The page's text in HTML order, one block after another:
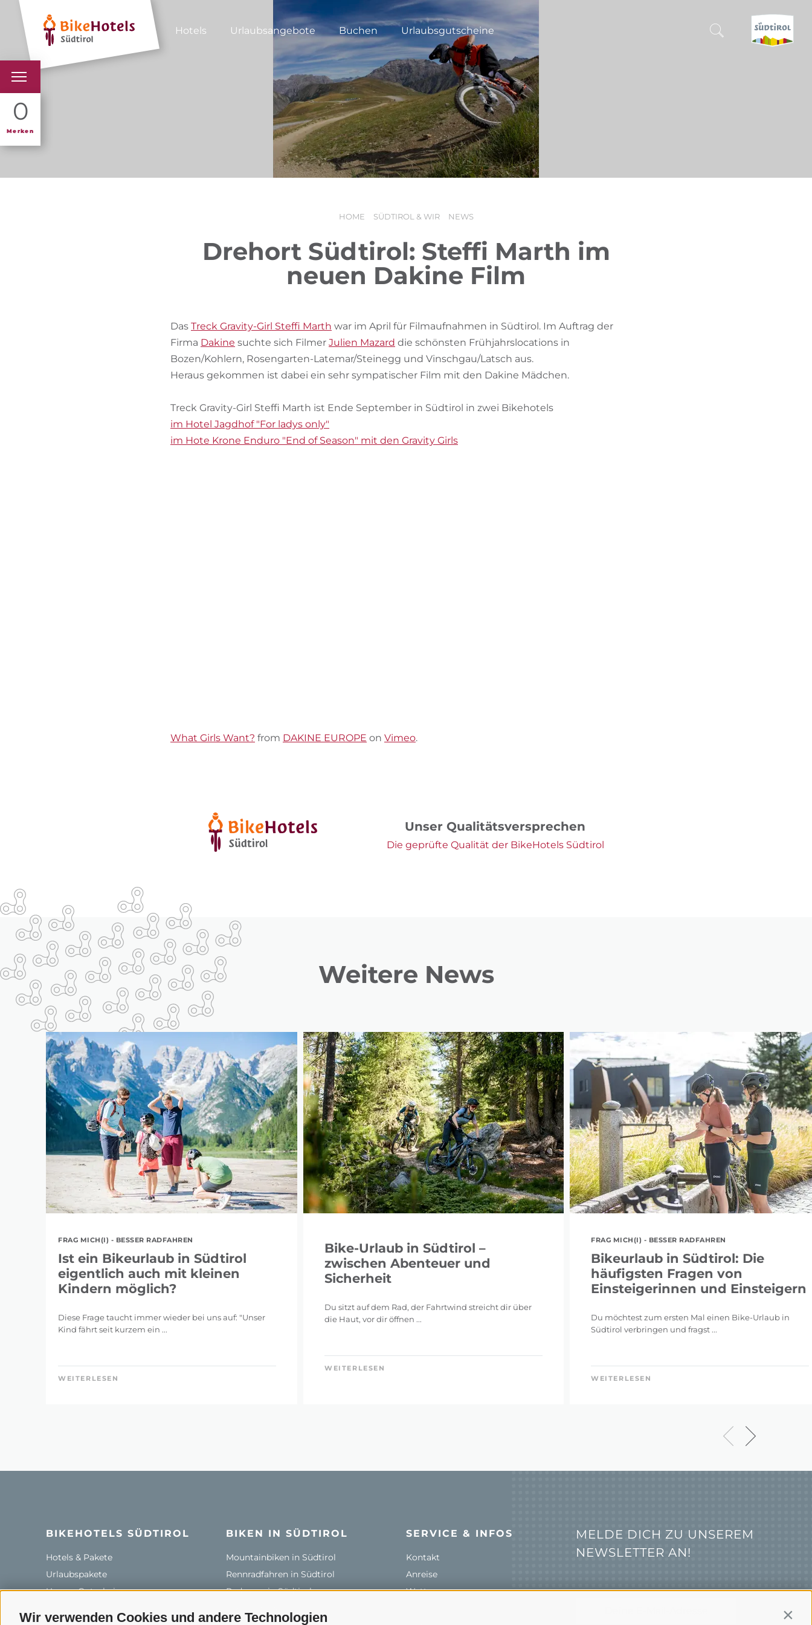
Wir verwenden Cookies und andere Technologien
Hotels Urlaubsangebote Buchen Urlaubsgutscheine
0
Merken
HOME SÜDTIROL & WIR NEWS
Drehort Südtirol: Steffi Marth im
neuen Dakine Film
Das Treck Gravity-Girl Steffi Marth war im April für Filmaufnahmen in Südtirol. Im Auftrag der
Firma Dakine suchte sich Filmer Julien Mazard die schönsten Frühjahrslocations in
Bozen/Kohlern, Rosengarten-Latemar/Steinegg und Vinschgau/Latsch aus.
Heraus gekommen ist dabei ein sehr sympatischer Film mit den Dakine Mädchen.
Treck Gravity-Girl Steffi Marth ist Ende September in Südtirol in zwei Bikehotels
im Hotel Jagdhof "For ladys only"
im Hote Krone Enduro "End of Season" mit den Gravity Girls
What Girls Want? from DAKINE EUROPE on Vimeo.
Unser Qualitätsversprechen
Die geprüfte Qualität der BikeHotels Südtirol
Weitere News
FRAG MICH(I) - BESSER RADFAHREN
Ist ein Bikeurlaub in Südtirol
eigentlich auch mit kleinen
Kindern möglich?
Diese Frage taucht immer wieder bei uns auf: "Unser
Kind fährt seit kurzem ein ...
WEITERLESEN
Bike-Urlaub in Südtirol –
zwischen Abenteuer und
Sicherheit
Du sitzt auf dem Rad, der Fahrtwind streicht dir über
die Haut, vor dir öffnen ...
WEITERLESEN
FRAG MICH(I) - BESSER RADFAHREN
Bikeurlaub in Südtirol: Die
häufigsten Fragen von
Einsteigerinnen und Einsteigern
Du möchtest zum ersten Mal einen Bike-Urlaub in
Südtirol verbringen und fragst ...
WEITERLESEN
BIKEHOTELS SÜDTIROL
Hotels & Pakete
Urlaubspakete
Unsere Gutscheine
BIKEN IN SÜDTIROL
Mountainbiken in Südtirol
Rennradfahren in Südtirol
Radwege in Südtirol
SERVICE & INFOS
Kontakt
Anreise
Wetter
MELDE DICH ZU UNSEREM
NEWSLETTER AN!